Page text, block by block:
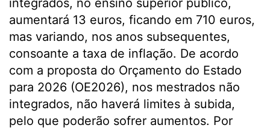
integrados, no ensino superior público,
aumentará 13 euros, ficando em 710 euros,
mas variando, nos anos subsequentes,
consoante a taxa de inflação. De acordo
com a proposta do Orçamento do Estado
para 2026 (OE2026), nos mestrados não
integrados, não haverá limites à subida,
pelo que poderão sofrer aumentos. Por